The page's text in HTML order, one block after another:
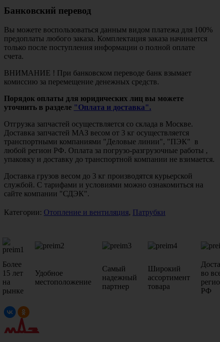
Банковский перевод
Вы можете воспользоваться данным видом платежа для 100%
предоплаты любого заказа. Комплектация заказа начинается
только после поступления информации о полной оплате
счета.
ВНИМАНИЕ ! При банковском переводе банк взымает
комиссию за перемещение денежных средств.
Порядок оплаты для юридических лиц вы можете
уточнить в разделе "Оплата и доставка".
Отгрузка запчастей осуществляется со склада в Москве.
Доставка запчастей МАЗ весом от 3 кг осуществляется
транспортными компаниями "Деловые линии", "ПЭК" в
любой регион РФ. Оплата за погрузо-разгрузочные работы ,
упаковку и доставку до транспортной компании не взимается.
Доставка грузов весом до 3 кг производятся курьерской
службой. С тарифами и условиями можно ознакомиться на
сайте компании "СДЭК".
Категории: Отопление и вентиляция, Патрубки
Более
15 лет
на
рынке
Удобное
местоположение
Самый
надежный
партнер
Широкий
ассортимент
товара
во
РФ